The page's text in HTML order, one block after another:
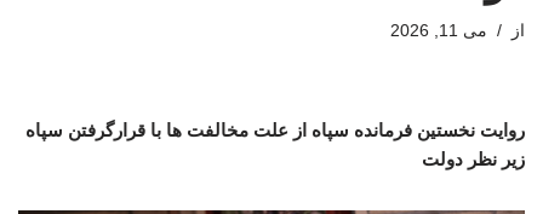
از می 11, 2026
روایت نخستین فرمانده سپاه از علت مخالفت ها با قرارگرفتن سپاه
زیر نظر دولت